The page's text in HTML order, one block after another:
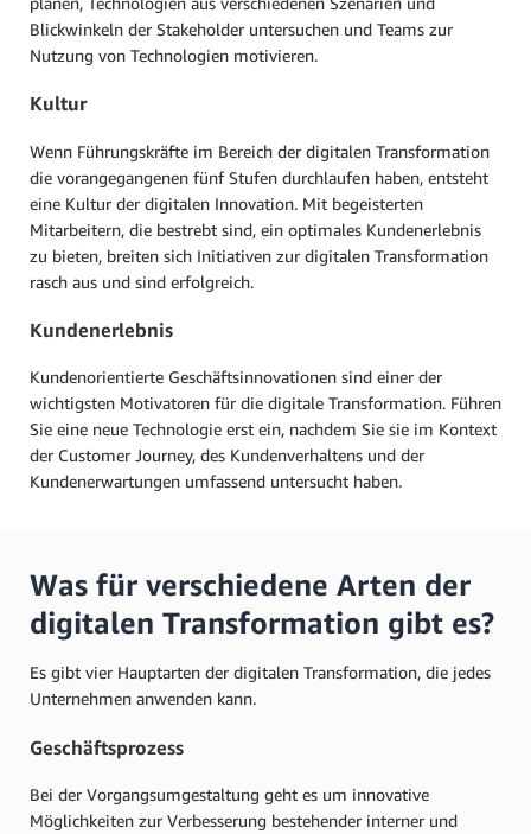
Blickwinkeln der Stakeholder untersuchen und Teams zur
Nutzung von Technologien motivieren.
Kultur
Wenn Führungskräfte im Bereich der digitalen Transformation
die vorangegangenen fünf Stufen durchlaufen haben, entsteht
eine Kultur der digitalen Innovation. Mit begeisterten
Mitarbeitern, die bestrebt sind, ein optimales Kundenerlebnis
zu bieten, breiten sich Initiativen zur digitalen Transformation
rasch aus und sind erfolgreich.
Kundenerlebnis
Kundenorientierte Geschäftsinnovationen sind einer der
wichtigsten Motivatoren für die digitale Transformation. Führen
Sie eine neue Technologie erst ein, nachdem Sie sie im Kontext
der Customer Journey, des Kundenverhaltens und der
Kundenerwartungen umfassend untersucht haben.
Was für verschiedene Arten der
digitalen Transformation gibt es?
Es gibt vier Hauptarten der digitalen Transformation, die jedes
Unternehmen anwenden kann.
Geschäftsprozess
Bei der Vorgangsumgestaltung geht es um innovative
Möglichkeiten zur Verbesserung bestehender interner und